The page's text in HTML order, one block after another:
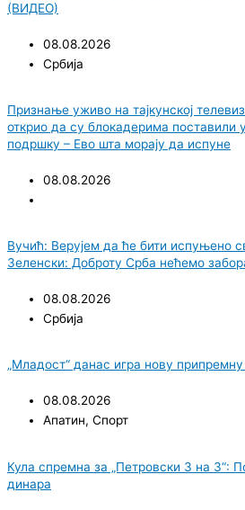
(ВИДЕО)
08.08.2026
Србија
Признање уживо на тајкунској
открио да су блокадерима поставили
подршку – Ево шта морају да испуне
08.08.2026
Вучић: Верујем да ће бити испуњено
Зеленски: Доброту Срба нећемо
08.08.2026
Србија
„Младост“ данас игра нову
08.08.2026
Апатин, Спорт
Кула спремна за „Петровски 3 на 3“:
динара